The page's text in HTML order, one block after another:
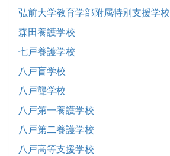
弘前大学教育学部附属特別支援学校
森田養護学校
七戸養護学校
八戸盲学校
八戸聾学校
八戸第一養護学校
八戸第二養護学校
八戸高等支援学校